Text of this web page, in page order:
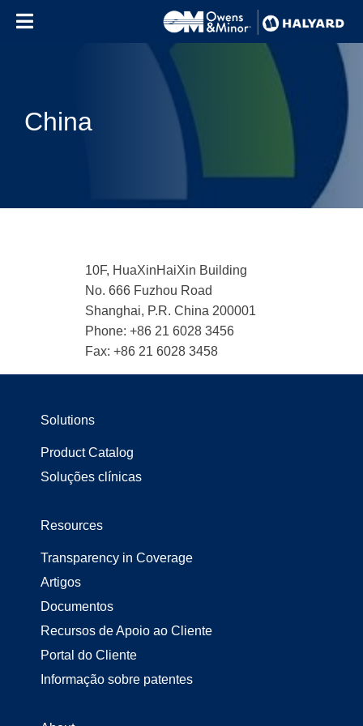
China
10F, HuaXinHaiXin Building
No. 666 Fuzhou Road
Shanghai, P.R. China 200001
Phone: +86 21 6028 3456
Fax: +86 21 6028 3458
Solutions
Product Catalog
Soluções clínicas
Resources
Transparency in Coverage
Artigos
Documentos
Recursos de Apoio ao Cliente
Portal do Cliente
Informação sobre patentes